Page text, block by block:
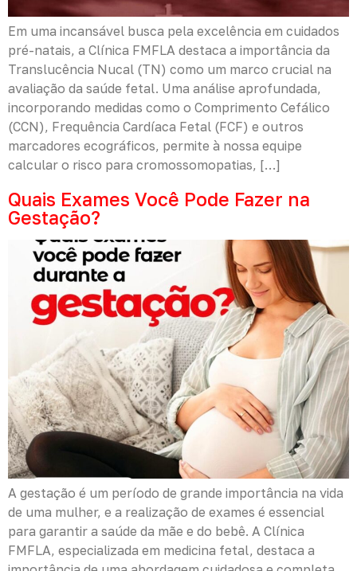
Em uma incansável busca pela excelência em cuidados
pré-natais, a Clínica FMFLA destaca a importância da
Translucência Nucal (TN) como um marco crucial na
avaliação da saúde fetal. Uma análise aprofundada,
incorporando medidas como o Comprimento Cefálico
(CCN), Frequência Cardíaca Fetal (FCF) e outros
marcadores ecográficos, permite à nossa equipe
calcular o risco para cromossomopatias, […]
Quais Exames Você Pode Fazer na
Gestação?
A gestação é um período de grande importância na vida
de uma mulher, e a realização de exames é essencial
para garantir a saúde da mãe e do bebê. A Clínica
FMFLA, especializada em medicina fetal, destaca a